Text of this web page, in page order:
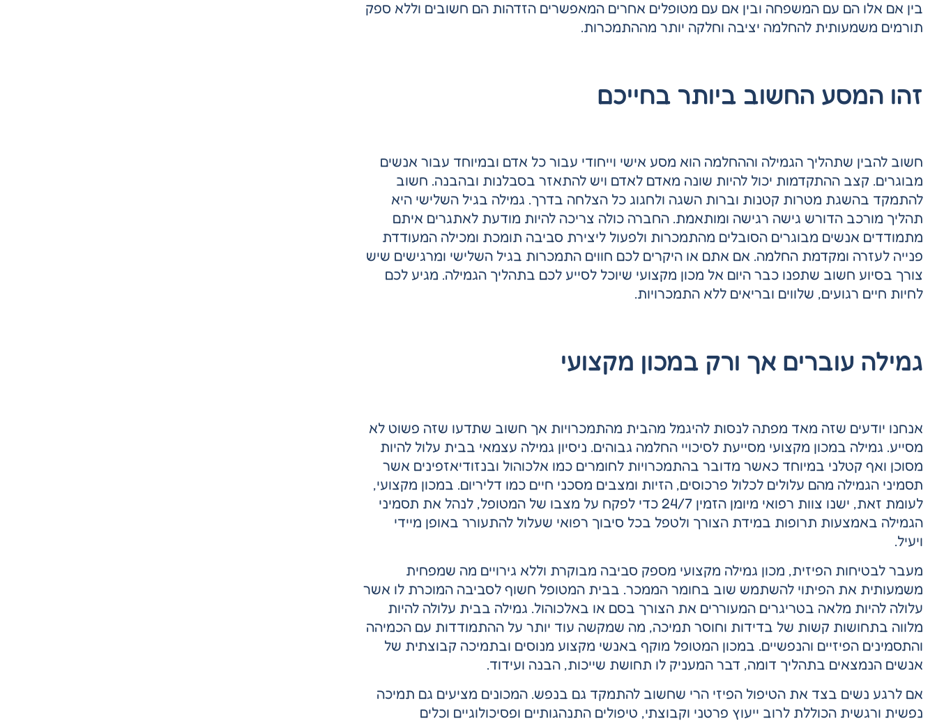
בין אם אלו הם עם המשפחה ובין אם עם מטופלים אחרים המאפשרים הזדהות הם חשובים וללא ספק
תורמים משמעותית להחלמה יציבה וחלקה יותר מההתמכרות.
זהו המסע החשוב ביותר בחייכם
חשוב להבין שתהליך הגמילה וההחלמה הוא מסע אישי וייחודי עבור כל אדם ובמיוחד עבור אנשים
מבוגרים. קצב ההתקדמות יכול להיות שונה מאדם לאדם ויש להתאזר בסבלנות ובהבנה. חשוב
להתמקד בהשגת מטרות קטנות וברות השגה ולחגוג כל הצלחה בדרך. גמילה בגיל השלישי היא
תהליך מורכב הדורש גישה רגישה ומותאמת. החברה כולה צריכה להיות מודעת לאתגרים איתם
מתמודדים אנשים מבוגרים הסובלים מהתמכרות ולפעול ליצירת סביבה תומכת ומכילה המעודדת
פנייה לעזרה ומקדמת החלמה. אם אתם או היקרים לכם חווים התמכרות בגיל השלישי ומרגישים שיש
צורך בסיוע חשוב שתפנו כבר היום אל מכון מקצועי שיוכל לסייע לכם בתהליך הגמילה. מגיע לכם
לחיות חיים רגועים, שלווים ובריאים ללא התמכרויות.
גמילה עוברים אך ורק במכון מקצועי
אנחנו יודעים שזה מאד מפתה לנסות להיגמל מהבית מהתמכרויות אך חשוב שתדעו שזה פשוט לא
מסייע. גמילה במכון מקצועי מסייעת לסיכויי החלמה גבוהים. ניסיון גמילה עצמאי בבית עלול להיות
מסוכן ואף קטלני במיוחד כאשר מדובר בהתמכרויות לחומרים כמו אלכוהול ובנזודיאזפינים אשר
תסמיני הגמילה מהם עלולים לכלול פרכוסים, הזיות ומצבים מסכני חיים כמו דליריום. במכון מקצועי,
לעומת זאת, ישנו צוות רפואי מיומן הזמין 24/7 כדי לפקח על מצבו של המטופל, לנהל את תסמיני
הגמילה באמצעות תרופות במידת הצורך ולטפל בכל סיבוך רפואי שעלול להתעורר באופן מיידי
ויעיל.
מעבר לבטיחות הפיזית, מכון גמילה מקצועי מספק סביבה מבוקרת וללא גירויים מה שמפחית
משמעותית את הפיתוי להשתמש שוב בחומר הממכר. בבית המטופל חשוף לסביבה המוכרת לו אשר
עלולה להיות מלאה בטריגרים המעוררים את הצורך בסם או באלכוהול. גמילה בבית עלולה להיות
מלווה בתחושות קשות של בדידות וחוסר תמיכה, מה שמקשה עוד יותר על ההתמודדות עם הכמיהה
והתסמינים הפיזיים והנפשיים. במכון המטופל מוקף באנשי מקצוע מנוסים ובתמיכה קבוצתית של
אנשים הנמצאים בתהליך דומה, דבר המעניק לו תחושת שייכות, הבנה ועידוד.
אם לרגע נשים בצד את הטיפול הפיזי הרי שחשוב להתמקד גם בנפש. המכונים מציעים גם תמיכה
נפשית ורגשית הכוללת לרוב ייעוץ פרטני וקבוצתי, טיפולים התנהגותיים ופסיכולוגיים וכלים